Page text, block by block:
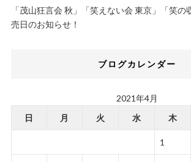
「茂山狂言会 秋」「笑えない会 東京」「笑の
売日のお知らせ！
ブログカレンダー
2021年4月
日
月 火 水 木
1